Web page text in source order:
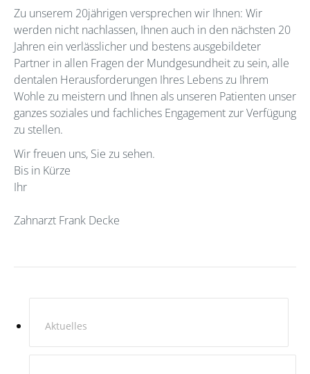
Zu unserem 20jährigen versprechen wir Ihnen: Wir
werden nicht nachlassen, Ihnen auch in den nächsten 20
Jahren ein verlässlicher und bestens ausgebildeter
Partner in allen Fragen der Mundgesundheit zu sein, alle
dentalen Herausforderungen Ihres Lebens zu Ihrem
Wohle zu meistern und Ihnen als unseren Patienten unser
ganzes soziales und fachliches Engagement zur Verfügung
zu stellen.
Wir freuen uns, Sie zu sehen.
Bis in Kürze
Ihr
Zahnarzt Frank Decke
Aktuelles